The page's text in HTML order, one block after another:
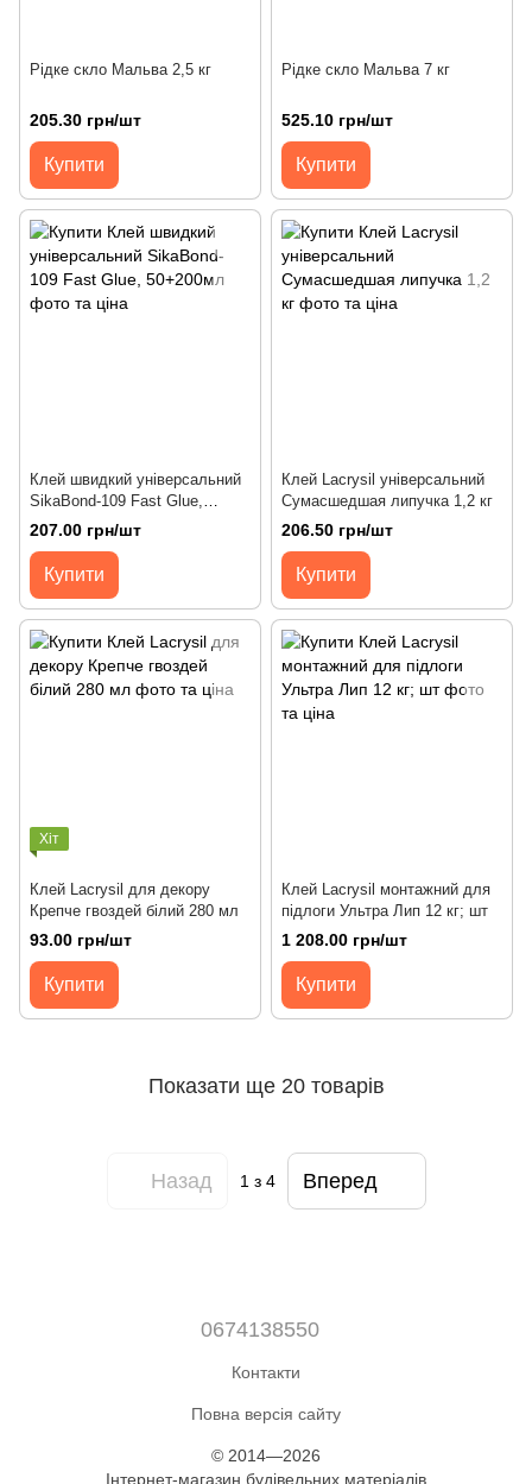
Рідке скло Мальва 2,5 кг
205.30 грн/шт
Купити
Рідке скло Мальва 7 кг
525.10 грн/шт
Купити
Клей швидкий універсальний
SikaBond-109 Fast Glue,
50+200мл
207.00 грн/шт
Купити
Клей Lacrysil універсальний
Сумасшедшая липучка 1,2 кг
206.50 грн/шт
Купити
Хіт
Клей Lacrysil для декору
Крепче гвоздей білий 280 мл
93.00 грн/шт
Купити
Клей Lacrysil монтажний для
підлоги Ультра Лип 12 кг; шт
1 208.00 грн/шт
Купити
Показати ще 20 товарів
Назад 1з 4 Вперед
0674138550
Контакти
Повна версія сайту
© 2014—2026
Інтернет-магазин будівельних матеріалів